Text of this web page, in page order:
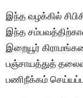
இந்த வழக்கில்
இந்த
இறையூர்
பஞ்சாயத்துத்
பணிநீக்கம்